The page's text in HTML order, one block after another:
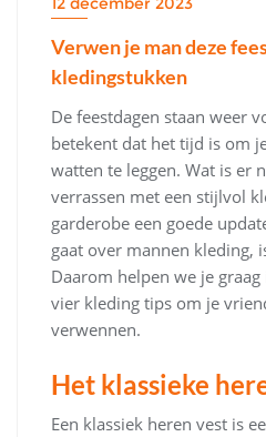
Verwen je man deze
kledingstukken
De feestdagen staan weer
betekent dat het tijd is om
watten te leggen. Wat is er
verrassen met een stijlvol
garderobe een goede
gaat over mannen kleding,
Daarom helpen we je
vier kleding tips om je
verwennen.
Het klassieke
Een klassiek heren vest is